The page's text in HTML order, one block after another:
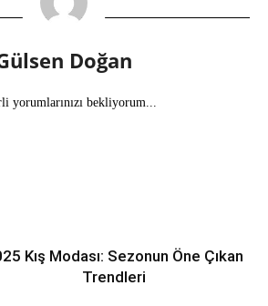
Doğan
yorumlarınızı bekliyorum...
Kış Modası: Sezonun Öne Çıkan
Trendleri